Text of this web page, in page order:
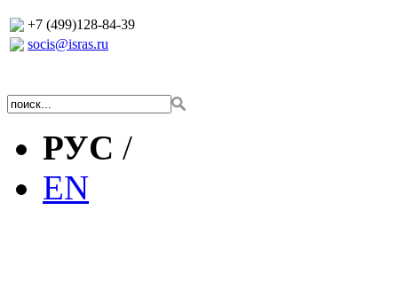
+7 (499)128-84-39
socis@isras.ru
РУС /
EN